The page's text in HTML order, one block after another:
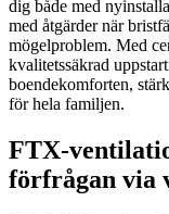
dig både med
med åtgärder när
mögelproblem. Med
kvalitetssäkrad
boendekomforten,
för hela familjen.
FTX-
förfrågan via